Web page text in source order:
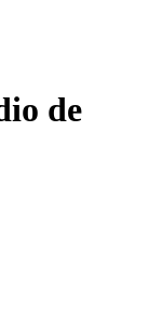
de